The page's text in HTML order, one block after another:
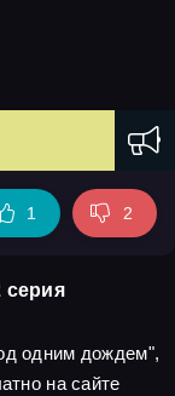
1 2
серия
одним дождем",
на сайте